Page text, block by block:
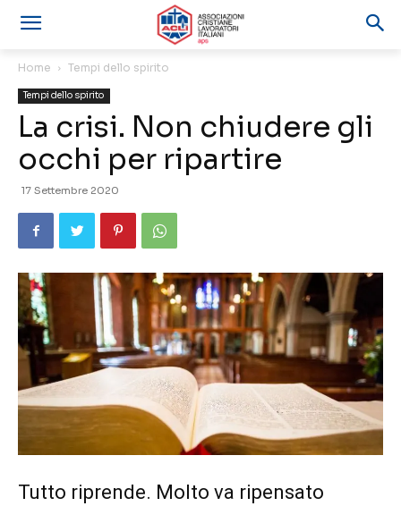
Home Tempi dello spirito
Tempi dello spirito
La crisi. Non chiudere gli
occhi per ripartire
17 Settembre 2020
Tutto riprende. Molto va ripensato